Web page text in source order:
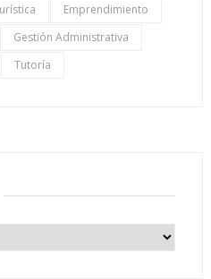
Emprendimiento
Gestión Administrativa
Tutoría